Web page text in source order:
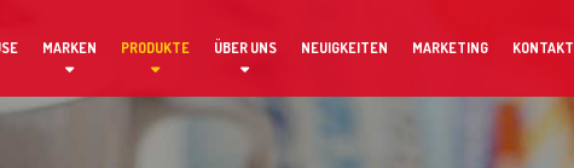
MARKEN PRODUKTE ÜBER UNS NEUIGKEITEN MARKETING KONTAKT